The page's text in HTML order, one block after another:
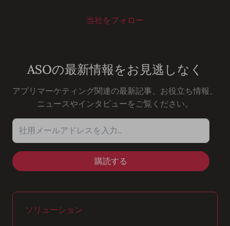
当社をフォロー
ASOの最新情報をお見逃しなく
アプリマーケティング関連の最新記事、お役立ち情報、
ニュースやインタビューをご覧ください。
社用メールアドレスを入力…
ソリューション